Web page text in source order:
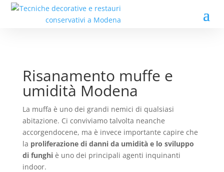
Risanamento muffe e
umidità Modena
La muffa è uno dei grandi nemici di qualsiasi
abitazione. Ci conviviamo talvolta neanche
accorgendocene, ma è invece importante capire che
la proliferazione di danni da umidità e lo sviluppo
di funghiè uno dei principali agenti inquinanti
indoor.